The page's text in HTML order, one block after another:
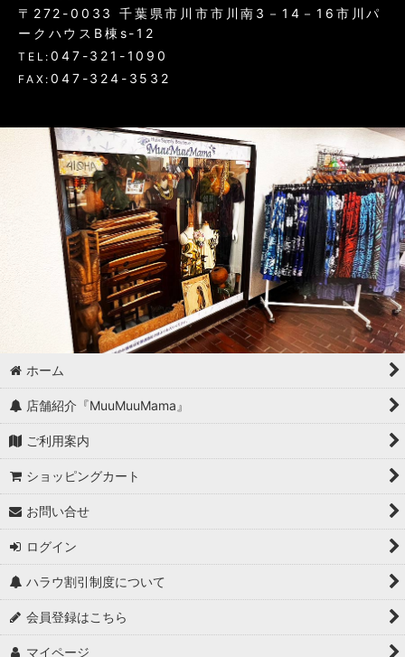
〒272-0033 千葉県市川市市川南3－14－16市川パ
ークハウスB棟s-12
TEL:047-321-1090
FAX:047-324-3532
ホーム
店舗紹介『MuuMuuMama』
ご利用案内
ショッピングカート
お問い合せ
ログイン
ハラウ割引制度について
会員登録はこちら
マイページ